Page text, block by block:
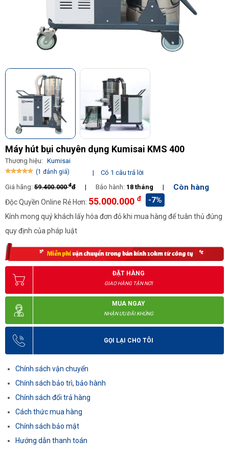
Máy hút bụi chuyên dụng Kumisai KMS 400
Thương hiệu: Kumisai
(1 đánh giá) |
Có 1 câu trả lời
Giá hãng: 59.400.000đđ | Bảo hành: 18 tháng | Còn hàng
Độc Quyền Online Rẻ Hơn: 55.000.000 đ -7%
Kính mong quý khách lấy hóa đơn đỏ khi mua hàng để tuân thủ đúng
quy định của pháp luật
ĐẶT HÀNG
GIAO HÀNG TẬN NƠI
MUA NGAY
NHẬN ƯU ĐÃI KHỦNG
GỌI LẠI CHO TÔI
Chính sách vận chuyển
Chính sách bảo trì, bảo hành
Chính sách đổi trả hàng
Cách thức mua hàng
Chính sách bảo mật
Hướng dẫn thanh toán